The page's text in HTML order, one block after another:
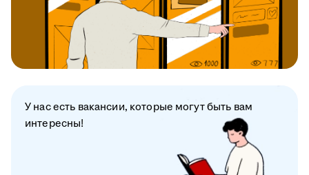
У нас есть вакансии, которые могут быть вам
интересны!